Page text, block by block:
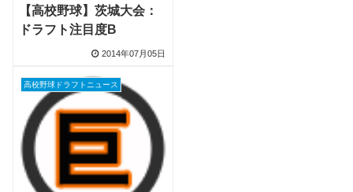
【高校野球】茨城大会：
ドラフト注目度B
2014年07月05日
高校野球ドラフトニュース